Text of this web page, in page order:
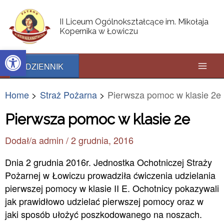
Open toolbar
content
II Liceum Ogólnokształcące im. Mikołaja
Kopernika w Łowiczu
DZIENNIK
Home Straż Pożarna Pierwsza pomoc w klasie 2e
Pierwsza pomoc w klasie 2e
Dodał/a admin /2 grudnia, 2016
Dnia 2 grudnia 2016r. Jednostka Ochotniczej Straży
Pożarnej w Łowiczu prowadziła ćwiczenia udzielania
pierwszej pomocy w klasie II E. Ochotnicy pokazywali
jak prawidłowo udzielać pierwszej pomocy oraz w
jaki sposób ułożyć poszkodowanego na noszach.
navigation